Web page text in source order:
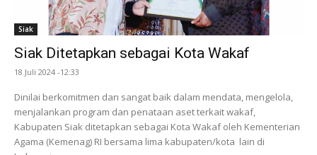
Siak
Siak Ditetapkan sebagai Kota Wakaf
18 Juli 2024 -12:33
Dinilai berkomitmen dan sangat baik dalam mendata, mengelola,
menjalankan program dan penataan aset terkait wakaf,
Kabupaten Siak ditetapkan sebagai Kota Wakaf oleh Kementerian
Agama (Kemenag) RI bersama lima kabupaten/kota lain di